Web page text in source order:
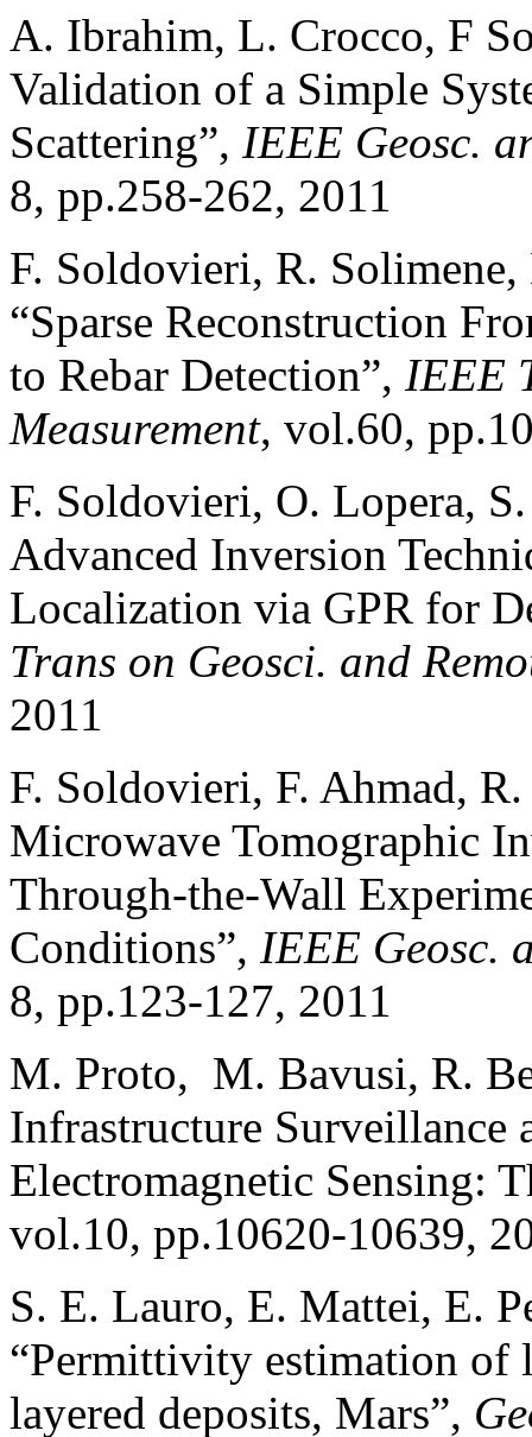
A. Ibrahim, L. Crocco, F
Validation of a Simple
Scattering”, IEEE Geosc.
8, pp.258-262, 2011
F. Soldovieri, R.
“Sparse Reconstruction
to Rebar Detection”, IEEE
Measurement, vol.60,
F. Soldovieri, O. Lopera,
Advanced Inversion
Localization via GPR for
Trans on Geosci. and
2011
F. Soldovieri, F. Ahmad,
Microwave Tomographic
Through-the-Wall
Conditions”, IEEE Geosc.
8, pp.123-127, 2011
M. Proto, M. Bavusi, R.
Infrastructure
Electromagnetic Sensing:
vol.10, pp.10620-10639,
S. E. Lauro, E. Mattei, E.
“Permittivity estimation of
layered deposits, Mars”,